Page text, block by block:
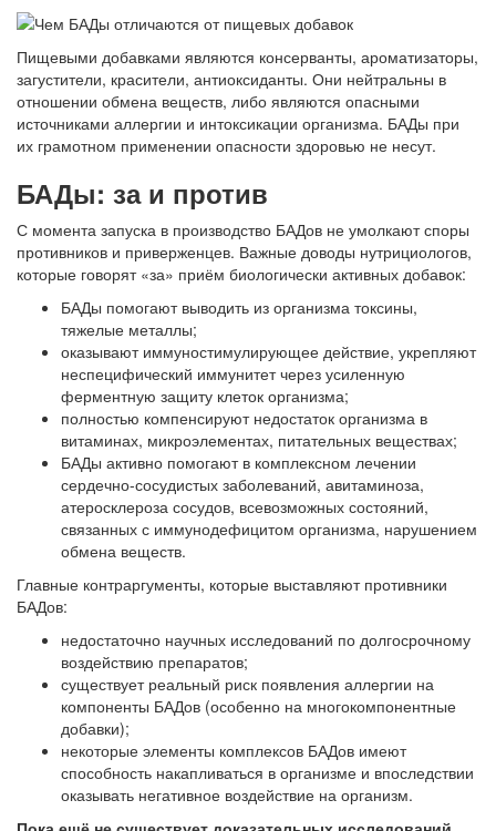
Пищевыми добавками являются консерванты, ароматизаторы,
загустители, красители, антиоксиданты. Они нейтральны в
отношении обмена веществ, либо являются опасными
источниками аллергии и интоксикации организма. БАДы при
их грамотном применении опасности здоровью не несут.
БАДы: за и против
С момента запуска в производство БАДов не умолкают споры
противников и приверженцев. Важные доводы нутрициологов,
которые говорят «за» приём биологически активных добавок:
БАДы помогают выводить из организма токсины,
тяжелые металлы;
оказывают иммуностимулирующее действие, укрепляют
неспецифический иммунитет через усиленную
ферментную защиту клеток организма;
полностью компенсируют недостаток организма в
витаминах, микроэлементах, питательных веществах;
БАДы активно помогают в комплексном лечении
сердечно-сосудистых заболеваний, авитаминоза,
атеросклероза сосудов, всевозможных состояний,
связанных с иммунодефицитом организма, нарушением
обмена веществ.
Главные контраргументы, которые выставляют противники
БАДов:
недостаточно научных исследований по долгосрочному
воздействию препаратов;
существует реальный риск появления аллергии на
компоненты БАДов (особенно на многокомпонентные
добавки);
некоторые элементы комплексов БАДов имеют
способность накапливаться в организме и впоследствии
оказывать негативное воздействие на организм.